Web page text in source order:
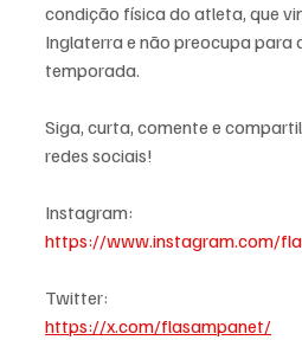
condição física do atleta, que
Inglaterra e não preocupa para
temporada.
Siga, curta, comente e
redes sociais!
Instagram:
https://www.instagram.com/
Twitter:
https://x.com/flasampanet/